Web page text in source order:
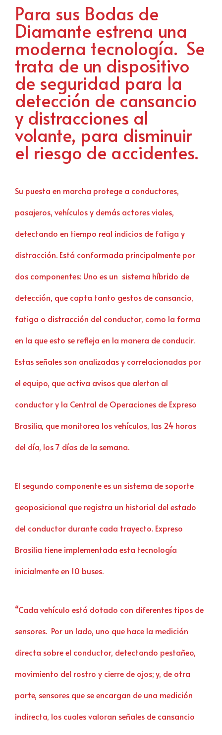
Para sus Bodas de
Diamante estrena una
moderna tecnología. Se
trata de un dispositivo
de seguridad para la
detección de cansancio
y distracciones al
volante, para disminuir
el riesgo de accidentes.
Su puesta en marcha protege a conductores,
pasajeros, vehículos y demás actores viales,
detectando en tiempo real indicios de fatiga y
distracción. Está conformada principalmente por
dos componentes: Uno es un sistema híbrido de
detección, que capta tanto gestos de cansancio,
fatiga o distracción del conductor, como la forma
en la que esto se refleja en la manera de conducir.
Estas señales son analizadas y correlacionadas por
el equipo, que activa avisos que alertan al
conductor y la Central de Operaciones de Expreso
Brasilia, que monitorea los vehículos, las 24 horas
del día, los 7 días de la semana.
El segundo componente es un sistema de soporte
geoposicional que registra un historial del estado
del conductor durante cada trayecto. Expreso
Brasilia tiene implementada esta tecnología
inicialmente en 10 buses.
“Cada vehículo está dotado con diferentes tipos de
sensores. Por un lado, uno que hace la medición
directa sobre el conductor, detectando pestañeo,
movimiento del rostro y cierre de ojos; y, de otra
parte, sensores que se encargan de una medición
indirecta, los cuales valoran señales de cansancio